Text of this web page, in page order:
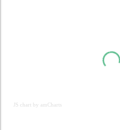
JS chart by amCharts